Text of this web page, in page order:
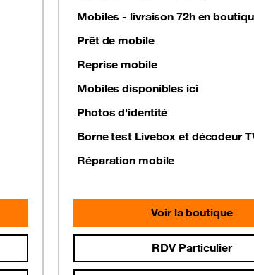
Mobiles - livraison 72h en
Prêt de mobile
Reprise mobile
Mobiles disponibles ici
Photos d'identité
Borne test Livebox et décodeur
Réparation mobile
Voir la boutique
RDV Particulier